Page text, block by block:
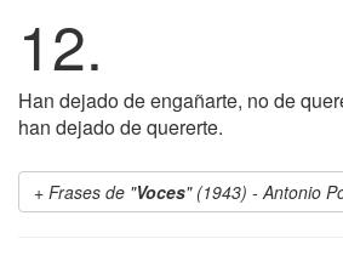
12.
Han dejado de engañarte, no de
han dejado de quererte.
Frases de "Voces" (1943) - Antonio